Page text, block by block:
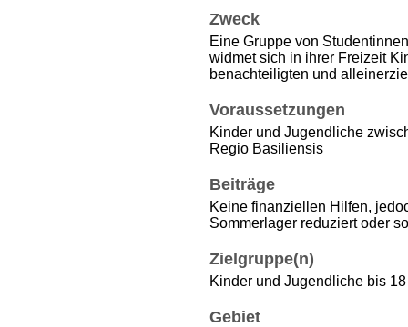
Zweck
Eine Gruppe von
widmet sich in ihrer Freizeit
benachteiligten und
Voraussetzungen
Kinder und Jugendliche
Regio Basiliensis
Beiträge
Keine finanziellen Hilfen,
Sommerlager reduziert oder
Zielgruppe(n)
Kinder und Jugendliche bis
Gebiet